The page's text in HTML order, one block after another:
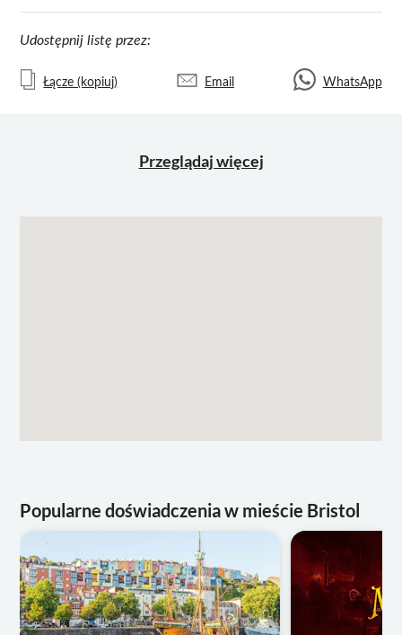
Udostępnij listę przez:
Łącze (kopiuj) Email WhatsApp
Przeglądaj więcej
Popularne doświadczenia w mieście Bristol